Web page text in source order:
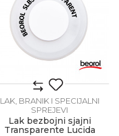
LAK, BRANIK I SPECIJALNI
SPREJEVI
Lak bezbojni sjajni
Transparente Lucida